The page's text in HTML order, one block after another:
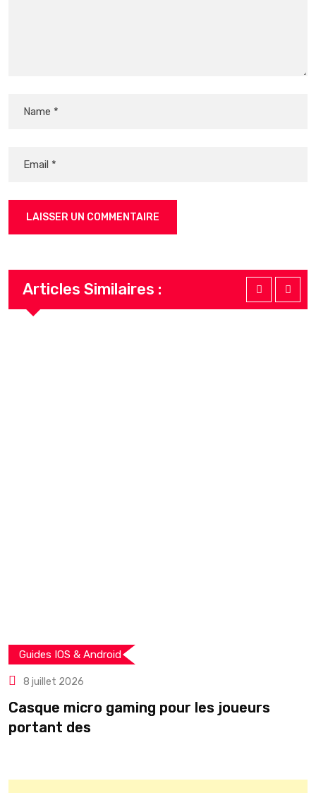
Articles Similaires :
Guides IOS & Android
8 juillet 2026
Casque micro gaming pour les joueurs
portant des